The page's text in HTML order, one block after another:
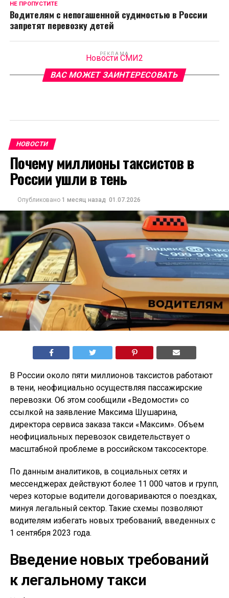
НЕ ПРОПУСТИТЕ
Водителям с непогашенной судимостью в России
запретят перевозку детей
РЕКЛАМА
Новости СМИ2
ВАС МОЖЕТ ЗАИНТЕРЕСОВАТЬ
НОВОСТИ
Почему миллионы таксистов в
России ушли в тень
Опубликовано 1 месяц назад 01.07.2026
В России около пяти миллионов таксистов работают
в тени, неофициально осуществляя пассажирские
перевозки. Об этом сообщили «Ведомости» со
ссылкой на заявление Максима Шушарина,
директора сервиса заказа такси «Максим». Объем
неофициальных перевозок свидетельствует о
масштабной проблеме в российском таксосекторе.
По данным аналитиков, в социальных сетях и
мессенджерах действуют более 11 000 чатов и групп,
через которые водители договариваются о поездках,
минуя легальный сектор. Такие схемы позволяют
водителям избегать новых требований, введенных с
1 сентября 2023 года.
Введение новых требований
к легальному такси